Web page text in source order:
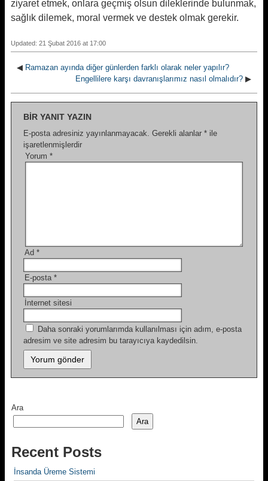
ziyaret etmek, onlara geçmiş olsun dileklerinde bulunmak,
sağlık dilemek, moral vermek ve destek olmak gerekir.
Updated: 21 Şubat 2016 at 17:00
◀ Ramazan ayında diğer günlerden farklı olarak neler yapılır?
Engellilere karşı davranışlarımız nasıl olmalıdır? ▶
BIR YANIT YAZIN
E-posta adresiniz yayınlanmayacak. Gerekli alanlar * ile
işaretlenmişlerdir
Yorum *
Ad *
E-posta *
İnternet sitesi
Daha sonraki yorumlarımda kullanılması için adım, e-posta
adresim ve site adresim bu tarayıcıya kaydedilsin.
Ara
Ara
Recent Posts
İnsanda Üreme Sistemi